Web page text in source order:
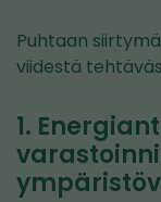
Puhtaan
viidestä
1.